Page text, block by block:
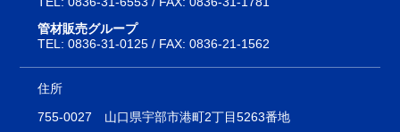
管材販売グループ
TEL:0836-31-0125 / FAX: 0836-21-1562
住所
755-0027 山口県宇部市港町2丁目5263番地